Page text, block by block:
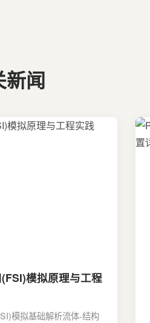
新闻
模拟原理与工程
模拟基础解析流体-结构